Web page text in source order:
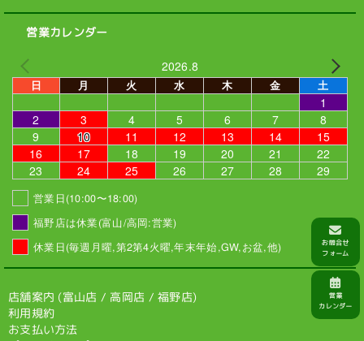
営業カレンダー
2026.8
日 月 火 水 木 金 土
1
2
3 4 5 6 7
8
9
10 11 12 13 14
15
16
17 18 19 20 21
22
23
24 25 26 27 28 29
営業日(10:00〜18:00)
福野店は休業(富山/高岡:営業)
休業日(毎週月曜,第2第4火曜,年末年始,GW,お盆,他)
店舗案内 (富山店 / 高岡店 /福野店)
利用規約
お支払い方法